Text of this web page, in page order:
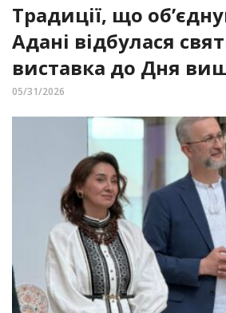
Традиції, що
Адані відбулася
виставка до Дня
05/31/2026